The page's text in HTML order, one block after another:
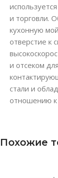
и торговли.
кухонную
отверстие к
и отсеком
стали и
отношению к
Похожие